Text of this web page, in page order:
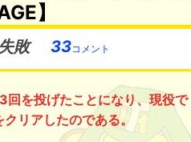
】
敗 33コメント
回を投げたことになり、現役で
リアしたのである。